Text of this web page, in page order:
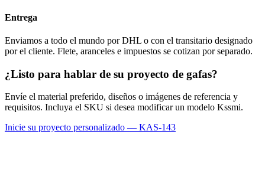
Entrega
Enviamos a todo el mundo por DHL o con el transitario designado
por el cliente. Flete, aranceles e impuestos se cotizan por separado.
¿Listo para hablar de su proyecto de gafas?
Envíe el material preferido, diseños o imágenes de referencia y
requisitos. Incluya el SKU si desea modificar un modelo Kssmi.
Inicie su proyecto personalizado — KAS-143